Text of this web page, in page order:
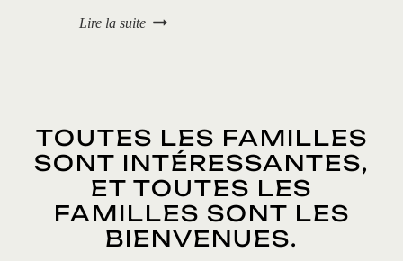
2
Lire la suite«
t
c
.
»
,
l
TOUTES LES FAMILLES
SONT INTÉRESSANTES,
ET TOUTES LES
FAMILLES SONT LES
BIENVENUES.